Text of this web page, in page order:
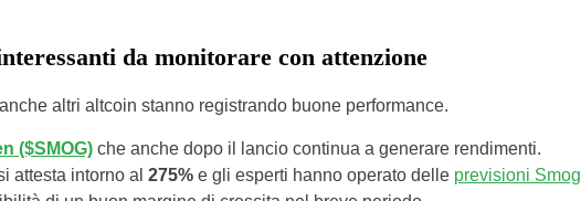
da monitorare con attenzione
altri altcoin stanno registrando buone performance.
($SMOG)che anche dopo il lancio continua a generare rendimenti.
attesta intorno al 275%e gli esperti hanno operato delle previsioni Smog